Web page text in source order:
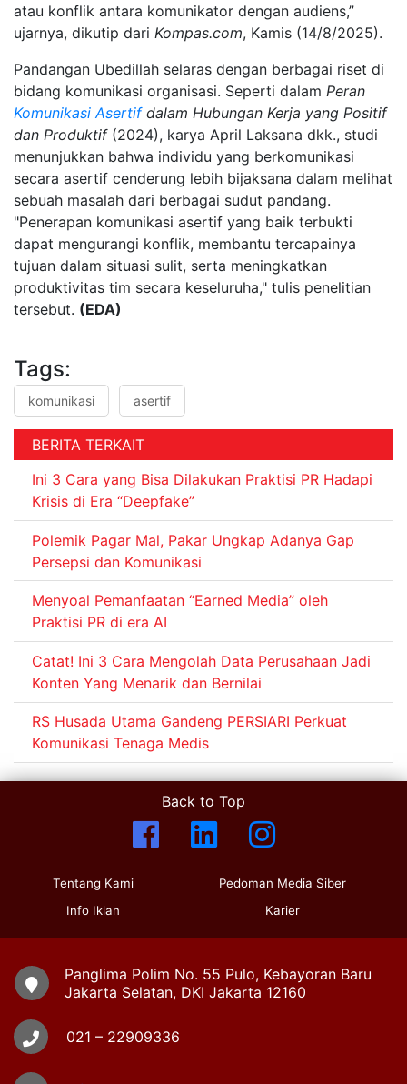
atau konflik antara komunikator dengan audiens,”
ujarnya, dikutip dari Kompas.com, Kamis (14/8/2025).
Pandangan Ubedillah selaras dengan berbagai riset di
bidang komunikasi organisasi. Seperti dalam Peran
Komunikasi Asertifdalam Hubungan Kerja yang Positif
dan Produktif(2024), karya April Laksana dkk., studi
menunjukkan bahwa individu yang berkomunikasi
secara asertif cenderung lebih bijaksana dalam melihat
sebuah masalah dari berbagai sudut pandang.
"Penerapan komunikasi asertif yang baik terbukti
dapat mengurangi konflik, membantu tercapainya
tujuan dalam situasi sulit, serta meningkatkan
produktivitas tim secara keseluruha," tulis penelitian
tersebut. (EDA)
Tags:
komunikasi asertif
BERITA TERKAIT
Ini 3 Cara yang Bisa Dilakukan Praktisi PR Hadapi
Krisis di Era “Deepfake”
Polemik Pagar Mal, Pakar Ungkap Adanya Gap
Persepsi dan Komunikasi
Menyoal Pemanfaatan “Earned Media” oleh
Praktisi PR di era AI
Catat! Ini 3 Cara Mengolah Data Perusahaan Jadi
Konten Yang Menarik dan Bernilai
RS Husada Utama Gandeng PERSIARI Perkuat
Komunikasi Tenaga Medis
Back to Top
Tentang Kami
Info Iklan
Pedoman Media Siber
Karier
Panglima Polim No. 55 Pulo, Kebayoran Baru
Jakarta Selatan, DKI Jakarta 12160
021 – 22909336